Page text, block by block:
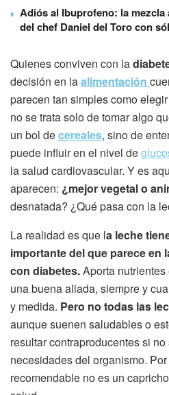
Adiós al Ibuprofeno: la
del chef Daniel del Toro con
Quienes conviven con la
decisión en laalimentación
parecen tan simples como
no se trata solo de tomar algo
un bol decereales, sino de
puede influir en el nivel de
la salud cardiovascular. Y es
aparecen: ¿mejor vegetal o
desnatada? ¿Qué pasa con la
La realidad es que la leche
importante del que parece en
con diabetes.Aporta
una buena aliada, siempre y
y medida. Pero no todas las
aunque suenen saludables o
resultar contraproducentes si
necesidades del organismo.
recomendable no es un